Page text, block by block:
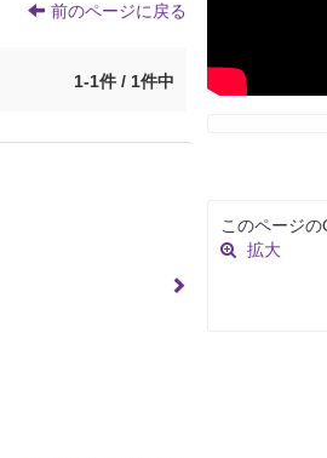
前のページに戻る
1-1件 / 1件中
このページの
拡大